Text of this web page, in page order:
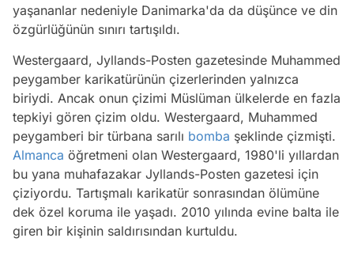
yaşananlar nedeniyle Danimarka'da da düşünce ve din
özgürlüğünün sınırı tartışıldı.
Westergaard, Jyllands-Posten gazetesinde Muhammed
peygamber karikatürünün çizerlerinden yalnızca
biriydi. Ancak onun çizimi Müslüman ülkelerde en fazla
tepkiyi gören çizim oldu. Westergaard, Muhammed
peygamberi bir türbana sarılı bomba şeklinde çizmişti.
Almanca öğretmeni olan Westergaard, 1980'li yıllardan
bu yana muhafazakar Jyllands-Posten gazetesi için
çiziyordu. Tartışmalı karikatür sonrasından ölümüne
dek özel koruma ile yaşadı. 2010 yılında evine balta ile
giren bir kişinin saldırısından kurtuldu.